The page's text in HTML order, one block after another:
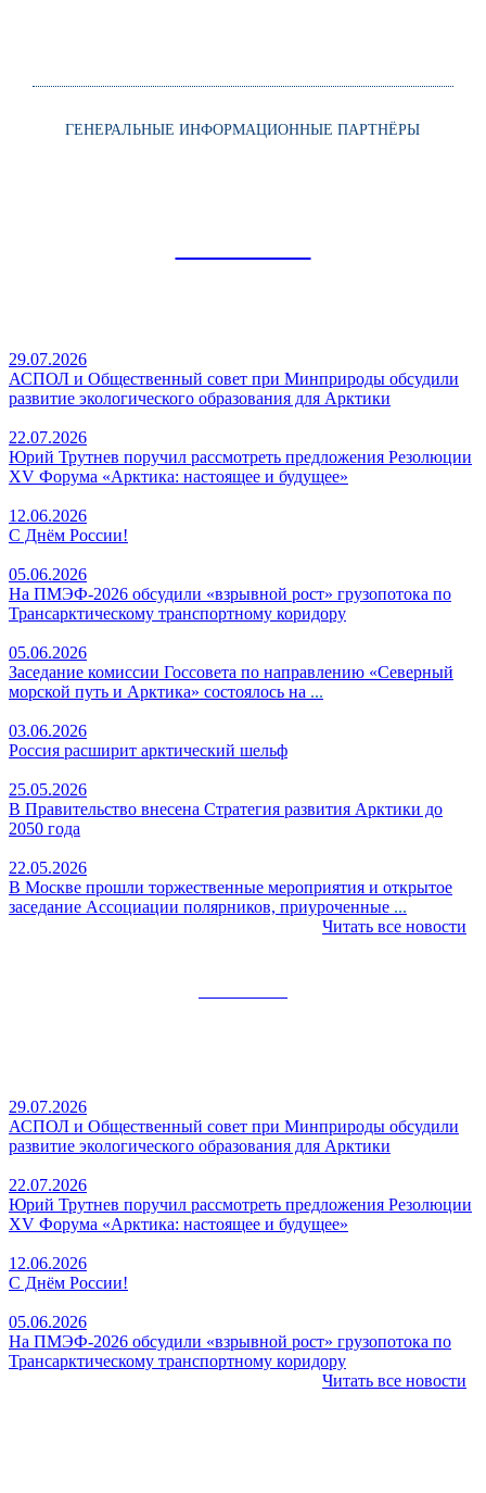
ГЕНЕРАЛЬНЫЕ ИНФОРМАЦИОННЫЕ ПАРТНЁРЫ
29.07.2026
АСПОЛ и Общественный совет при Минприроды обсудили
развитие экологического образования для Арктики
22.07.2026
Юрий Трутнев поручил рассмотреть предложения Резолюции
XV Форума «Арктика: настоящее и будущее»
12.06.2026
С Днём России!
05.06.2026
На ПМЭФ‑2026 обсудили «взрывной рост» грузопотока по
Трансарктическому транспортному коридору
05.06.2026
Заседание комиссии Госсовета по направлению «Северный
морской путь и Арктика» состоялось на ...
03.06.2026
Россия расширит арктический шельф
25.05.2026
В Правительство внесена Стратегия развития Арктики до
2050 года
22.05.2026
В Москве прошли торжественные мероприятия и открытое
заседание Ассоциации полярников, приуроченные ...
Читать все новости
29.07.2026
АСПОЛ и Общественный совет при Минприроды обсудили
развитие экологического образования для Арктики
22.07.2026
Юрий Трутнев поручил рассмотреть предложения Резолюции
XV Форума «Арктика: настоящее и будущее»
12.06.2026
С Днём России!
05.06.2026
На ПМЭФ‑2026 обсудили «взрывной рост» грузопотока по
Трансарктическому транспортному коридору
Читать все новости